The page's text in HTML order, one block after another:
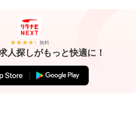
無料
人探しがもっと快適に！